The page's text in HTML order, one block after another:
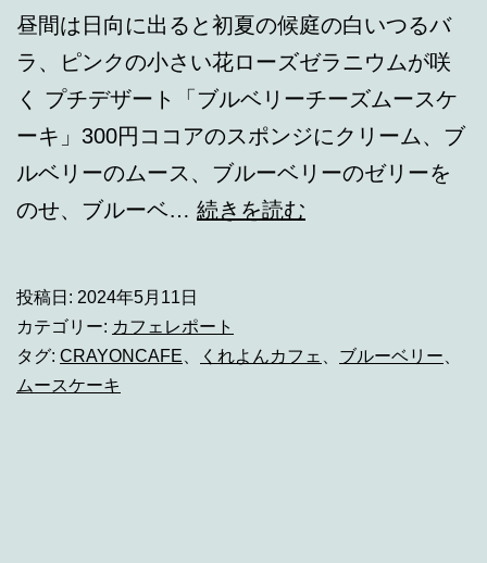
昼間は日向に出ると初夏の候庭の白いつるバ
ラ、ピンクの小さい花ローズゼラニウムが咲
く プチデザート「ブルベリーチーズムースケ
ーキ」300円ココアのスポンジにクリーム、ブ
ルベリーのムース、ブルーベリーのゼリーを
のせ、ブルーベ… 続きを読む
ー
投稿日: 2024年5月11日
カテゴリー: カフェレポート
タグ: CRAYONCAFE くれよんカフェ ブルーベリー
ムースケーキ